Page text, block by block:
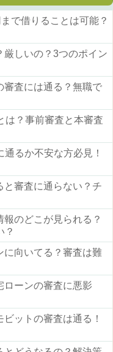
で借りることは可能？
しいの？3つのポイン
審査には通る？無職で
は？事前審査と本審査
るか不安な方必見！
と審査に通らない？チ
のどこが見られる？
？
に向いてる？審査は難
ローンの審査に悪影
ットの審査は通る！